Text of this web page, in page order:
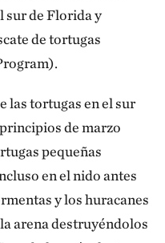
sur de Florida y
de tortugas
las tortugas en el sur
de marzo
pequeñas
en el nido antes
y los huracanes
arena destruyéndolos